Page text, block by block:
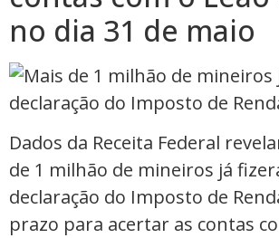
no dia 31 de maio
Dados da Receita Federal
de 1 milhão de mineiros já
declaração do Imposto de
prazo para acertar as contas